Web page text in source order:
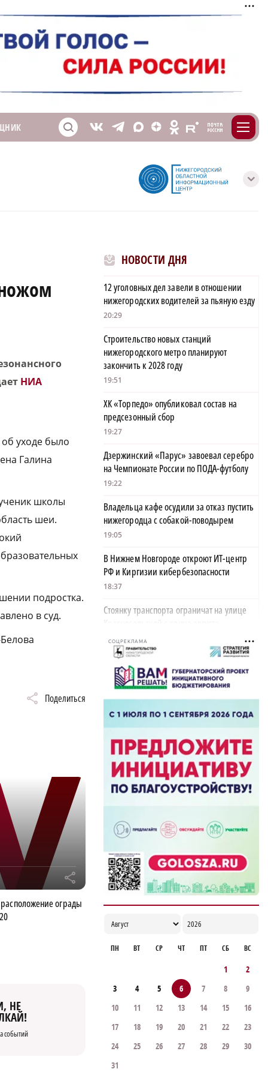
S V T X Z O E m
с
НИА
уходе было
Галина
школы
шеи.
подростка.
в суд.
Поделиться
r
ограды
НЕ
событий
НОВОСТИ ДНЯ
12 уголовных дел завели в отношении
нижегородских водителей за пьяную езду
20:29
Строительство новых станций
нижегородского метро планируют
закончить к 2028 году
19:51
ХК «Торпедо» опубликовал состав на
предсезонный сбор
19:27
Дзержинский «Парус» завоевал серебро
на Чемпионате России по ПОДА-футболу
19:22
Владельца кафе осудили за отказ пустить
нижегородца с собакой-поводырем
19:05
В Нижнем Новгороде откроют ИТ-центр
РФ и Киргизии кибербезопасности
18:37
Стоянку транспорта ограничат на улице
Красносельской с конца августа
18:37
Волонтеры обнаружили заброшенный
дом, в котором живет около 20 собак и
щенков
18:02
В Нижегородской области наградили
более 40 организаций к Дню строителя
17:57
Садыр Жапаров и Глеб Никитин провели
рабочую встречу в Киргизии
17:38
СОЦРЕКЛАМА
ПН ВТ СР ЧТ ПТ СБ ВС
1
2
3
4 5 6 7 8
9
10
11 12 13 14 15
16
17
18 19 20 21 22
23
24
25 26 27 28 29
30
31